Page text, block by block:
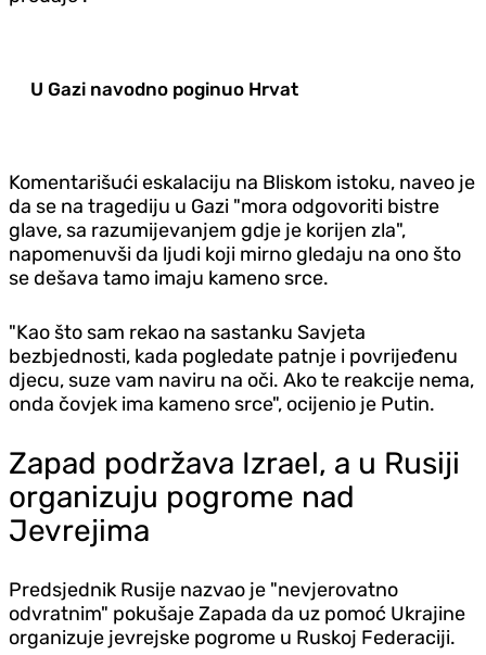
U Gazi navodno poginuo Hrvat
Komentarišući eskalaciju na Bliskom istoku, naveo je
da se na tragediju u Gazi "mora odgovoriti bistre
glave, sa razumijevanjem gdje je korijen zla",
napomenuvši da ljudi koji mirno gledaju na ono što
se dešava tamo imaju kameno srce.
"Kao što sam rekao na sastanku Savjeta
bezbjednosti, kada pogledate patnje i povrijeđenu
djecu, suze vam naviru na oči. Ako te reakcije nema,
onda čovjek ima kameno srce", ocijenio je Putin.
Zapad podržava Izrael, a u Rusiji
organizuju pogrome nad
Jevrejima
Predsjednik Rusije nazvao je "nevjerovatno
odvratnim" pokušaje Zapada da uz pomoć Ukrajine
organizuje jevrejske pogrome u Ruskoj Federaciji.